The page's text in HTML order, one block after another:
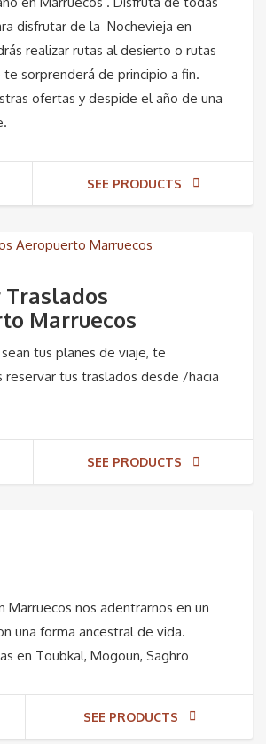
disfrutar de la Nochevieja en
realizar rutas al desierto o rutas
te sorprenderá de principio a fin.
ofertas y despide el año de una
SEE PRODUCTS
Traslados
Marruecos
tus planes de viaje, te
reservar tus traslados desde /hacia
SEE PRODUCTS
Marruecos nos adentrarnos en un
una forma ancestral de vida.
en Toubkal, Mogoun, Saghro
SEE PRODUCTS